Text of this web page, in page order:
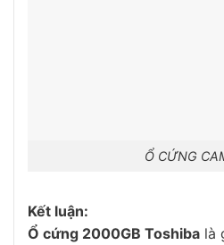
Ổ CỨNG
Kết luận:
Ổ cứng 2000GB Toshiba là